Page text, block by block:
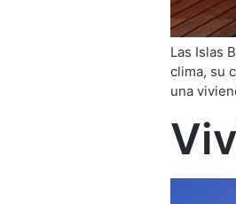
Las Islas
clima, su
una